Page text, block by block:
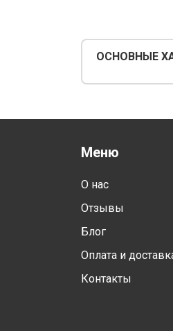
ОСНОВНЫЕ
Меню
О нас
Отзывы
Блог
Оплата и
Контакты